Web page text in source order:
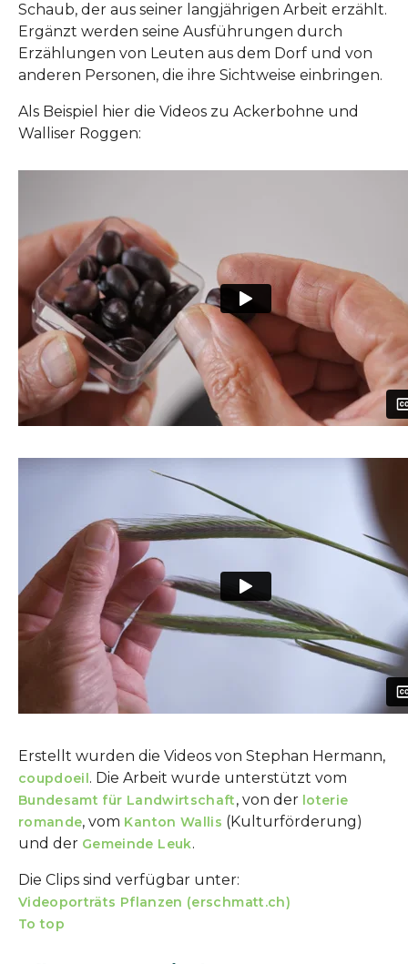
Schaub, der aus seiner langjährigen Arbeit erzählt.
Ergänzt werden seine Ausführungen durch
Erzählungen von Leuten aus dem Dorf und von
anderen Personen, die ihre Sichtweise einbringen.
Als Beispiel hier die Videos zu Ackerbohne und
Walliser Roggen:
Erstellt wurden die Videos von Stephan Hermann,
coupdoeil. Die Arbeit wurde unterstützt vom
Bundesamt für Landwirtschaft, von der loterie
romande, vom Kanton Wallis (Kulturförderung)
und der Gemeinde Leuk.
Die Clips sind verfügbar unter:
Videoporträts Pflanzen (erschmatt.ch)
To top